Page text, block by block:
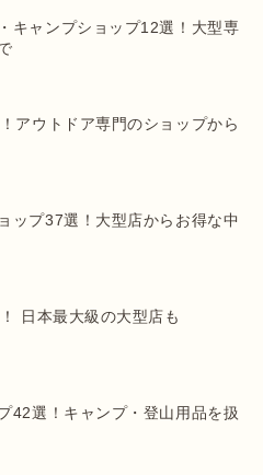
キャンプショップ12選！大型専
アウトドア専門のショップから
ップ37選！大型店からお得な中
日本最大級の大型店も
42選！キャンプ・登山用品を扱